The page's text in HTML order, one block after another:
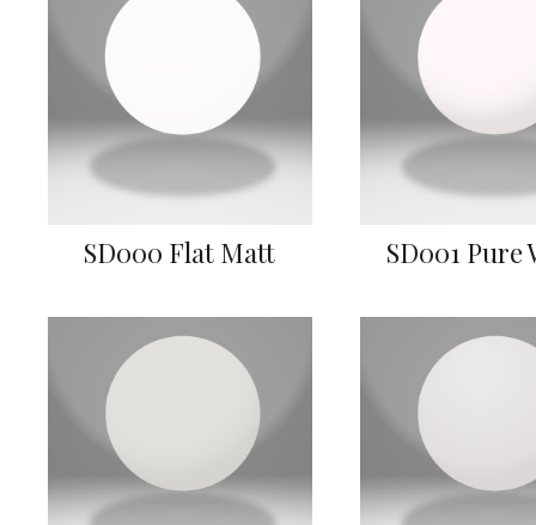
SD000 Flat Matt SD001 Pure